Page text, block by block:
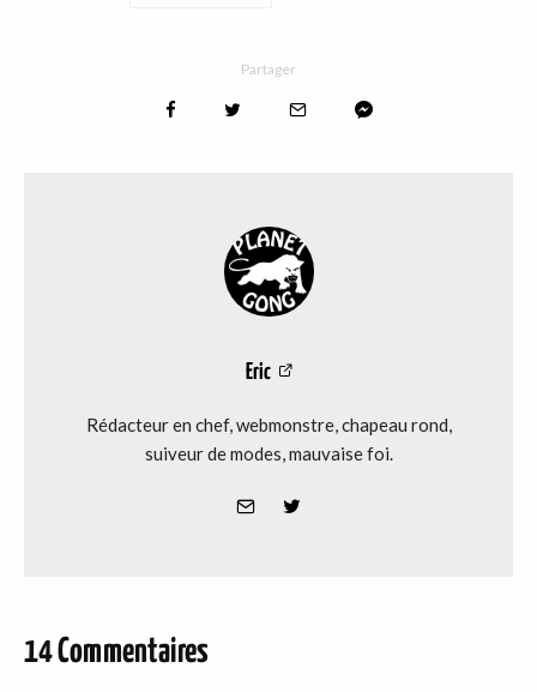
Partager
Eric
Rédacteur en chef, webmonstre, chapeau rond,
suiveur de modes, mauvaise foi.
14 Commentaires